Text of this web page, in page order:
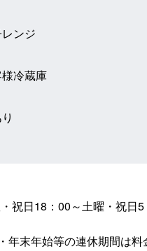
ンジ
冷蔵庫
祝日18：00～土曜・祝日
年末年始等の連休期間は料